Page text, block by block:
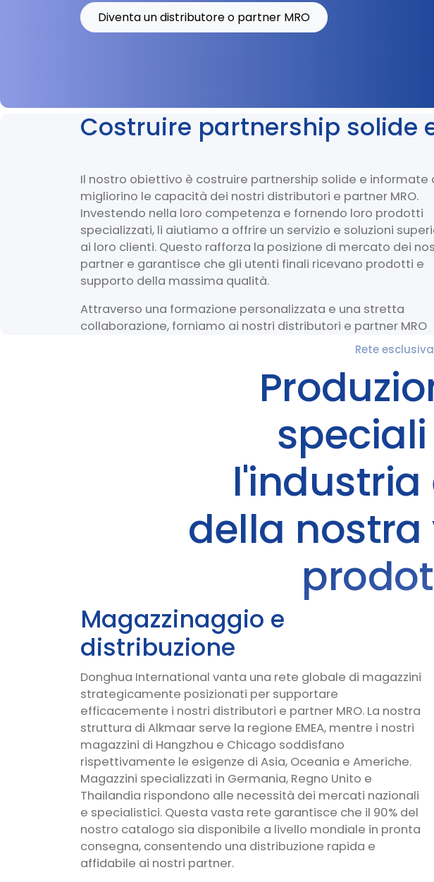
Diventa un distributore o partner MRO
Costruire partnership solide
Il nostro obiettivo è costruire partnership solide e informate
migliorino le capacità dei nostri distributori e partner MRO.
Investendo nella loro competenza e fornendo loro prodotti
specializzati, li aiutiamo a offrire un servizio e soluzioni
ai loro clienti. Questo rafforza la posizione di mercato dei
partner e garantisce che gli utenti finali ricevano prodotti e
supporto della massima qualità.
Attraverso una formazione personalizzata e una stretta
collaborazione, forniamo ai nostri distributori e partner MRO
Rete
della
Magazzinaggio e
distribuzione
Donghua International vanta una rete globale di magazzini
strategicamente posizionati per supportare
efficacemente i nostri distributori e partner MRO. La nostra
struttura di Alkmaar serve la regione EMEA, mentre i nostri
magazzini di Hangzhou e Chicago soddisfano
rispettivamente le esigenze di Asia, Oceania e Americhe.
Magazzini specializzati in Germania, Regno Unito e
Thailandia rispondono alle necessità dei mercati nazionali
e specialistici. Questa vasta rete garantisce che il 90% del
nostro catalogo sia disponibile a livello mondiale in pronta
consegna, consentendo una distribuzione rapida e
affidabile ai nostri partner.